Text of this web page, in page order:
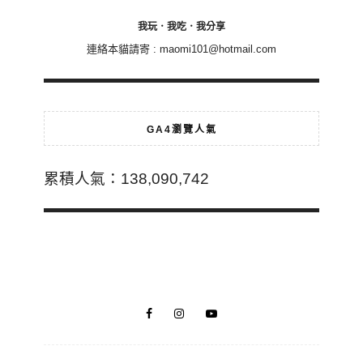
我玩．我吃．我分享
連絡本貓請寄 : maomi101@hotmail.com
GA4瀏覽人氣
累積人氣：138,090,742